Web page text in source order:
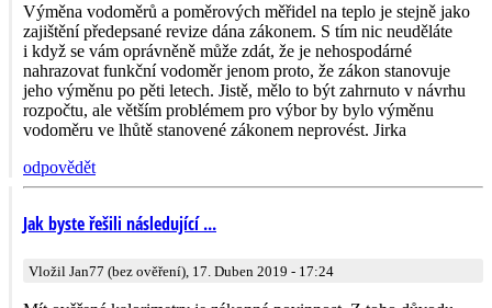
Výměna vodoměrů a poměrových měřidel na teplo je stejně jako
zajištění předepsané revize dána zákonem. S tím nic neuděláte
i když se vám oprávněně může zdát, že je nehospodárné
nahrazovat funkční vodoměr jenom proto, že zákon stanovuje
jeho výměnu po pěti letech. Jistě, mělo to být zahrnuto v návrhu
rozpočtu, ale větším problémem pro výbor by bylo výměnu
vodoměru ve lhůtě stanovené zákonem neprovést. Jirka
odpovědět
Jak byste řešili následující ...
Vložil Jan77 (bez ověření), 17. Duben 2019 - 17:24